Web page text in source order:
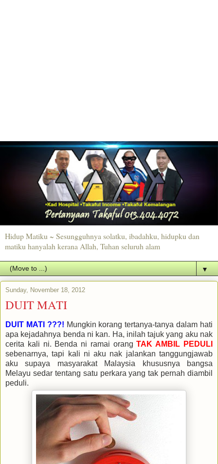
Hidup Matiku ~ Sesungguhnya solatku, ibadahku, hidupku dan
matiku hanyalah kerana Allah, Tuhan seluruh alam
▼
Sunday, November 18, 2012
DUIT MATI
DUIT MATI ???! Mungkin korang tertanya-tanya dalam hati
apa kejadahnya benda ni kan. Ha, inilah tajuk yang aku nak
cerita kali ni. Benda ni ramai orangTAK AMBIL PEDULI
sebenarnya, tapi kali ni aku nak jalankan tanggungjawab
aku supaya masyarakat Malaysia khususnya bangsa
Melayu sedar tentang satu perkara yang tak pernah diambil
peduli.